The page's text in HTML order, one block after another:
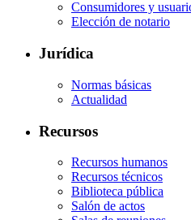
Consumidores y
Elección de notario
Jurídica
Normas básicas
Actualidad
Recursos
Recursos humanos
Recursos técnicos
Biblioteca pública
Salón de actos